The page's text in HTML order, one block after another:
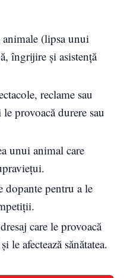
animale (lipsa unui
îngrijire și asistență
reclame sau
provoacă durere sau
unui animal care
dopante pentru a le
care le provoacă
le afectează sănătatea.